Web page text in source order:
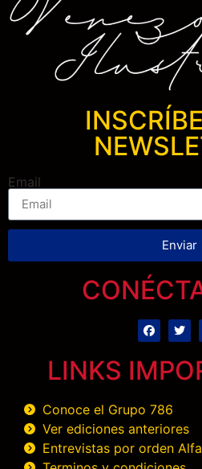
Email
Enviar
LINKS
Conoce el Grupo 786
Ver ediciones anteriores
Entrevistas por orden